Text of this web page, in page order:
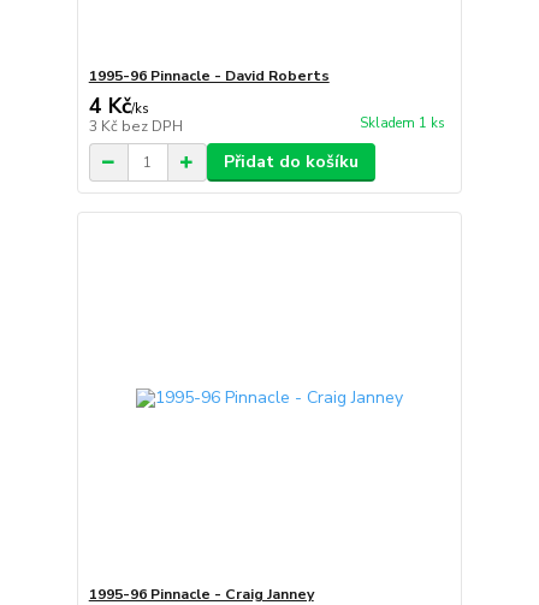
1995-96 Pinnacle - David Roberts
4 Kč/ks
3 Kč bez DPH Skladem 1 ks
Přidat do košíku
1995-96 Pinnacle - Craig Janney